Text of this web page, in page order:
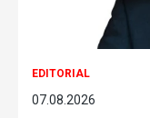
EDITORIAL
07.08.2026